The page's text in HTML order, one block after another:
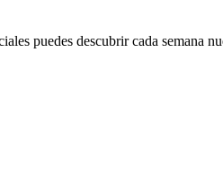
puedes descubrir cada semana